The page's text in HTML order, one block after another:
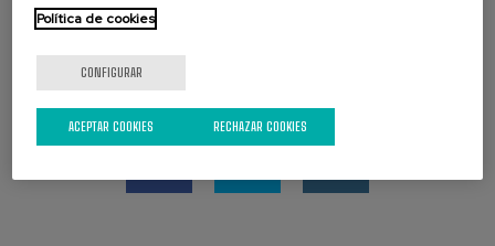
Política de cookies
CONFIGURAR
RECHAZAR COOKIES
ACEPTAR COOKIES